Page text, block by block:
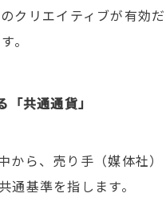
クリエイティブが有効
。
共通通貨」
から、売り手（媒体社
通基準を指します。